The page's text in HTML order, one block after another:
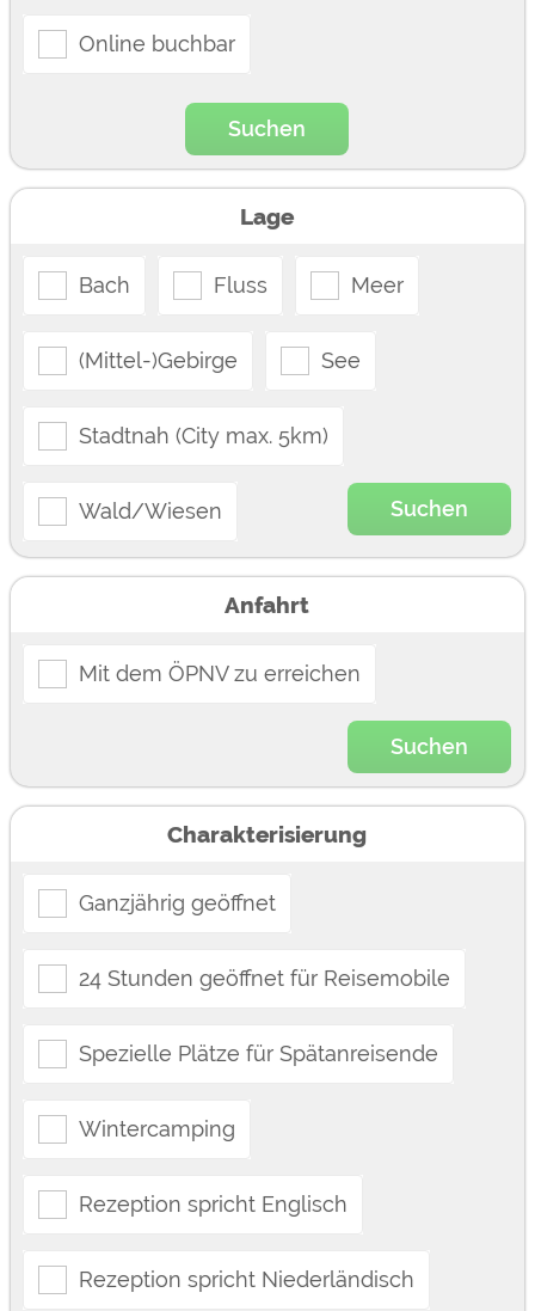
Online buchbar
Suchen
Lage
Bach Fluss Meer
(Mittel-)Gebirge See
Stadtnah (City max. 5km)
Wald/Wiesen Suchen
Anfahrt
Mit dem ÖPNV zu erreichen
Suchen
Charakterisierung
Ganzjährig geöffnet
24 Stunden geöffnet für Reisemobile
Spezielle Plätze für Spätanreisende
Wintercamping
Rezeption spricht Englisch
Rezeption spricht Niederländisch
über "COOKIES" geändert werden!